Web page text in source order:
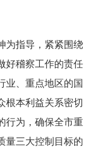
为指导，紧紧围绕
好稽察工作的责任
业、重点地区的国
根本利益关系密切
行为，确保全市重
量三大控制目标的